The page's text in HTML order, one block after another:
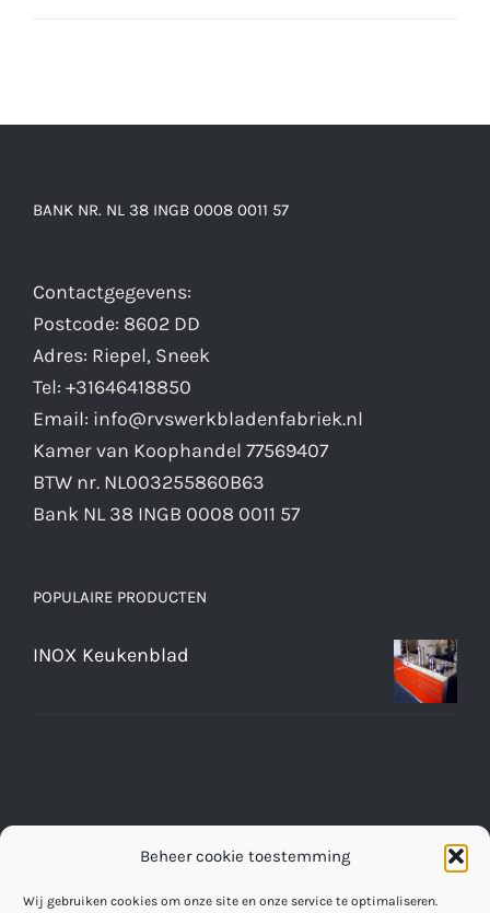
Beheer cookie toestemming
Wij gebruiken cookies om onze site en onze service te optimaliseren.
BANK NR. NL 38 INGB 0008 0011 57
Contactgegevens:
Postcode: 8602 DD
Adres: Riepel, Sneek
Tel: +31646418850
Email: info@rvswerkbladenfabriek.nl
Kamer van Koophandel 77569407
BTW nr. NL003255860B63
Bank NL 38 INGB 0008 0011 57
POPULAIRE PRODUCTEN
INOX Keukenblad